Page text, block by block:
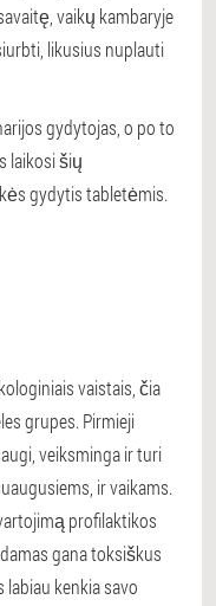
vaikų kambaryje
likusius nuplauti
gydytojas, o po to
laikosi šių
gydytis tabletėmis.
vaistais, čia
grupes. Pirmieji
veiksminga ir turi
ir vaikams.
profilaktikos
gana toksiškus
kenkia savo